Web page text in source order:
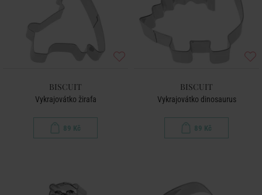
BISCUIT
Vykrajovátko žirafa
89 Kč
BISCUIT
Vykrajovátko dinosaurus
89 Kč